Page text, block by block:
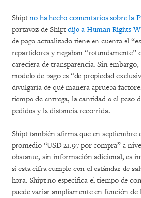
Shipt no ha hecho comentarios sobre la
portavoz de Shipt dijo a Human Rights
de pago actualizado tiene en cuenta el
repartidores y negaban “rotundamente”
careciera de transparencia. Sin
modelo de pago es “de propiedad
divulgaría de qué manera aprueba
tiempo de entrega, la cantidad o el peso
pedidos y la distancia recorrida.
Shipt también afirma que en septiembre
promedio “USD 21.97 por compra” a
obstante, sin información adicional, es
si esta cifra cumple con el estándar de
hora. Shipt no especifica el tiempo de
puede variar ampliamente en función de